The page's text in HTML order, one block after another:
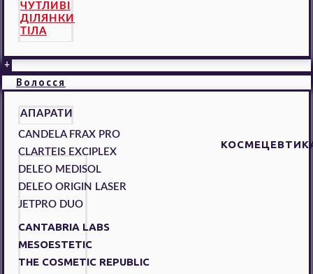
ЧУТЛИВІ
ДІЛЯНКИ
ТІЛА
+
Волосся
АПАРАТИ
CANDELA FRAX PRO
CLARTEIS EXCIPLEX
DELEO MEDISOL
DELEO ORIGIN LASER
JETPRO DUO
CANTABRIA LABS
MESOESTETIC
THE COSMETIC REPUBLIC